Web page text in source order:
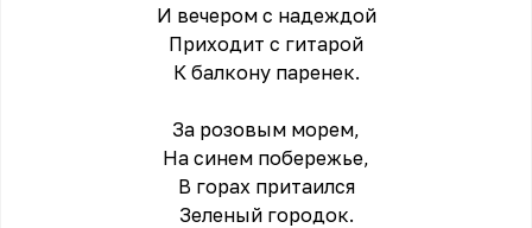
И вечером с надеждой
Приходит с гитарой
К балкону паренек.
За розовым морем,
На синем побережье,
В горах притаился
Зеленый городок.